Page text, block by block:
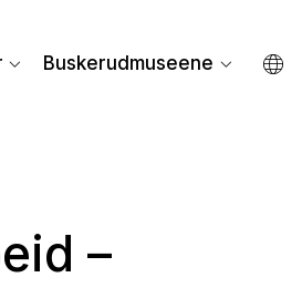
Buskerudmuseene
–